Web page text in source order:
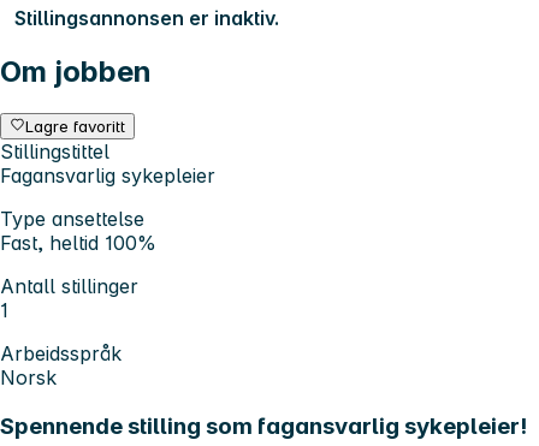
Stillingsannonsen er inaktiv.
Om jobben
Lagre favoritt
Stillingstittel
Fagansvarlig sykepleier
Type ansettelse
Fast, heltid 100%
Antall stillinger
1
Arbeidsspråk
Norsk
Spennende stilling som fagansvarlig sykepleier!